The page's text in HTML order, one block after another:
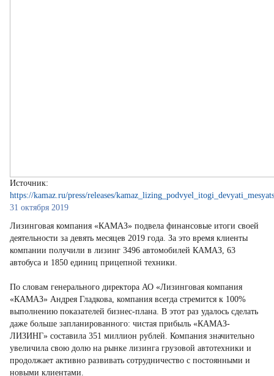
Источник:
https://kamaz.ru/press/releases/
31 октября 2019
Лизинговая компания «КАМАЗ» подвела финансовые итоги своей
деятельности за девять месяцев 2019 года. За это время клиенты
компании получили в лизинг 3496 автомобилей КАМАЗ, 63
автобуса и 1850 единиц прицепной техники.
По словам генерального директора АО «Лизинговая компания
«КАМАЗ» Андрея Гладкова, компания всегда стремится к 100%
выполнению показателей бизнес-плана. В этот раз удалось сделать
даже больше запланированного: чистая прибыль «КАМАЗ-
ЛИЗИНГ» составила 351 миллион рублей. Компания значительно
увеличила свою долю на рынке лизинга грузовой автотехники и
продолжает активно развивать сотрудничество с постоянными и
новыми клиентами.